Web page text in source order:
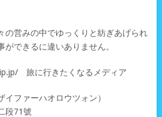
の営みの中でゆっくりと紡ぎあげられ
できるに違いありません。
旅に行きたくなるメディア
ァーハオロウツォン）
71號